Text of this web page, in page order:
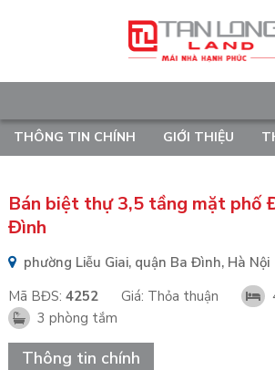
THÔNG TIN CHÍNH GIỚI THIỆU
Bán biệt thự 3,5 tầng mặt phố
Đình
phường Liễu Giai, quận Ba Đình, Hà Nội
Mã BĐS: 4252 Giá: Thỏa thuận
3 phòng tắm
Thông tin chính